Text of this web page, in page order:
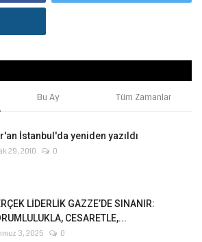
Bu Ay Tüm Zamanlar
İstanbul'da yeniden yazıldı
29, 2010 0
LİDERLİK GAZZE’DE SINANIR:
CESARETLE,...
3, 2025 0